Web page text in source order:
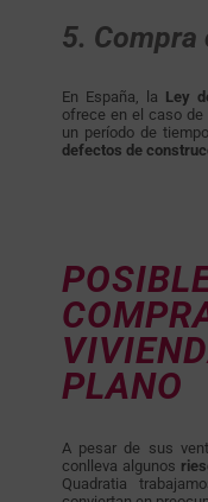
5.
En España, la Ley
ofrece en el caso
un período de
defectos de
PLANO
A pesar de sus
conlleva algunos
Quadratia